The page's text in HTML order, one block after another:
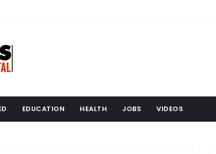
EDUCATION HEALTH JOBS VIDEOS